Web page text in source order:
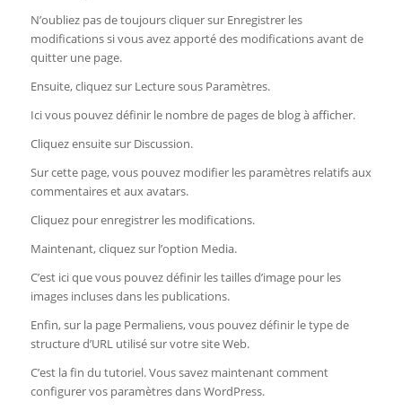
N’oubliez pas de toujours cliquer sur Enregistrer les
modifications si vous avez apporté des modifications avant de
quitter une page.
Ensuite, cliquez sur Lecture sous Paramètres.
Ici vous pouvez définir le nombre de pages de blog à afficher.
Cliquez ensuite sur Discussion.
Sur cette page, vous pouvez modifier les paramètres relatifs aux
commentaires et aux avatars.
Cliquez pour enregistrer les modifications.
Maintenant, cliquez sur l’option Media.
C’est ici que vous pouvez définir les tailles d’image pour les
images incluses dans les publications.
Enfin, sur la page Permaliens, vous pouvez définir le type de
structure d’URL utilisé sur votre site Web.
C’est la fin du tutoriel. Vous savez maintenant comment
configurer vos paramètres dans WordPress.